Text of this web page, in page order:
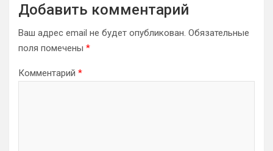
Добавить комментарий
Ваш адрес email не будет опубликован. Обязательные
поля помечены *
Комментарий *